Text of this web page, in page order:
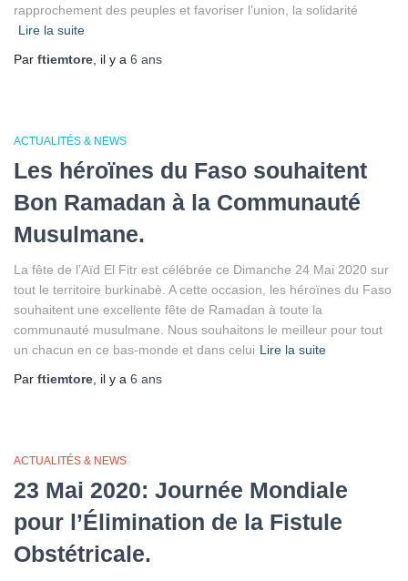
rapprochement des peuples et favoriser l’union, la solidarité
Lire la suite
Par ftiemtore , il y a 6 ans
ACTUALITÉS & NEWS
Les héroïnes du Faso souhaitent
Bon Ramadan à la Communauté
Musulmane.
La fête de l’Aïd El Fitr est célébrée ce Dimanche 24 Mai 2020 sur
tout le territoire burkinabè. A cette occasion, les héroïnes du Faso
souhaitent une excellente fête de Ramadan à toute la
communauté musulmane. Nous souhaitons le meilleur pour tout
un chacun en ce bas-monde et dans celui Lire la suite
Par ftiemtore , il y a 6 ans
ACTUALITÉS & NEWS
23 Mai 2020: Journée Mondiale
pour l’Élimination de la Fistule
Obstétricale.